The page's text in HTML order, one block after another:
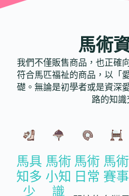
馬術
我們不僅販售商品，也正確
符合馬匹福祉的商品，以「
礎。無論是初學者或是資深
路的知識
馬具
知多
少
馬術
小知
識
馬術
日常
馬術
賽事